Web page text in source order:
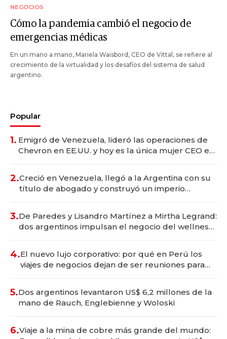
NEGOCIOS
Cómo la pandemia cambió el negocio de
emergencias médicas
En un mano a mano, Mariela Waisbord, CEO de Vittal, se refiere al
crecimiento de la virtualidad y los desafíos del sistema de salud
argentino.
Popular
1. Emigró de Venezuela, lideró las operaciones de
Chevron en EE.UU. y hoy es la única mujer CEO en
2.Creció en Venezuela, llegó a la Argentina con su
título de abogado y construyó un imperio
3.De Paredes y Lisandro Martínez a Mirtha Legrand:
dos argentinos impulsan el negocio del wellness
4.El nuevo lujo corporativo: por qué en Perú los
viajes de negocios dejan de ser reuniones para
5.Dos argentinos levantaron US$ 6,2 millones de la
mano de Rauch, Englebienne y Woloski
6.Viaje a la mina de cobre más grande del mundo: